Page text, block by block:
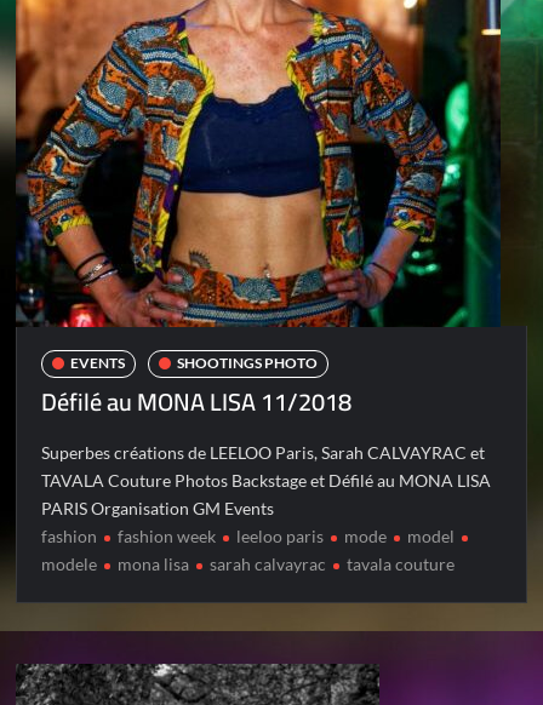
EVENTS SHOOTINGS PHOTO
Défilé au MONA LISA 11/2018
Superbes créations de LEELOO Paris, Sarah CALVAYRAC et
TAVALA Couture Photos Backstage et Défilé au MONA LISA
PARIS Organisation GM Events
fashion
fashion week leeloo paris mode
model
modele
mona lisa sarah calvayrac tavala couture